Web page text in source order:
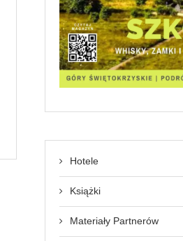
Hotele
Książki
Materiały Partnerów